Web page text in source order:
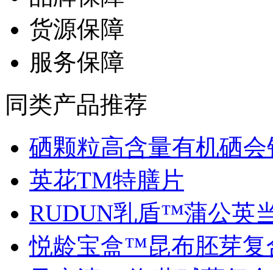
货源保障
服务保障
同类产品推荐
硒颗粒高含量有机硒会
英花TM特膳片
RUDUN乳盾™蒲公英
悦龄宝盒™昆布胚芽复